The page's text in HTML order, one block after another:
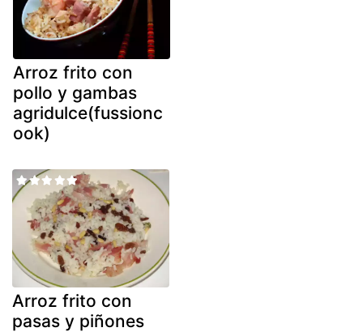
Arroz frito con
pollo y gambas
agridulce(fussionc
ook)
Arroz frito con
pasas y piñones